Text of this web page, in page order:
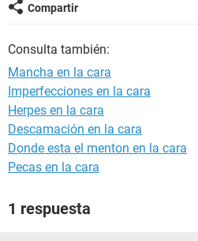
Compartir
Consulta también:
Mancha en la cara
Imperfecciones en la cara
Herpes en la cara
Descamación en la cara
Donde esta el menton en la cara
Pecas en la cara
1 respuesta